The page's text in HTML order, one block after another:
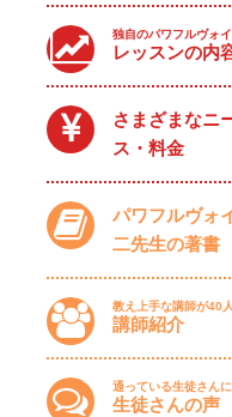
独自のパワフルヴォ
レッスンの内
さまざまなニ
ス・料金
パワフルヴォ
二先生の著書
教え上手な講師が40
講師紹介
通っている生徒さん
生徒さんの声